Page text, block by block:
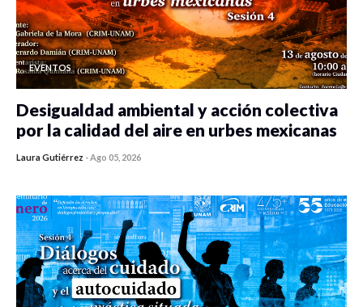
EVENTOS
Desigualdad ambiental y acción colectiva
por la calidad del aire en urbes mexicanas
Laura Gutiérrez -Ago 05, 2026